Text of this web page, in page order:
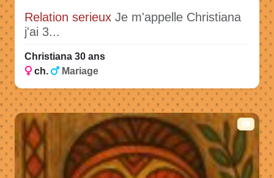
Relation serieux Je m'appelle Christiana
j'ai 3...
Christiana 30 ans
ch.
Mariage
📷